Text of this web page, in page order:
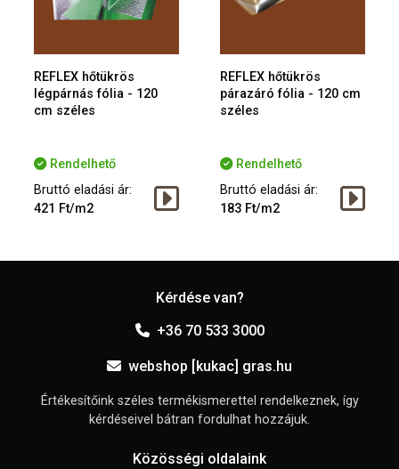
REFLEX hőtükrös
légpárnás fólia - 120
cm széles
Rendelhető
Bruttó eladási ár:
421 Ft/m2
REFLEX hőtükrös
párazáró fólia - 120 cm
széles
Rendelhető
Bruttó eladási ár:
183 Ft/m2
Kérdése van?
+36 70 533 3000
webshop [kukac] gras.hu
Értékesítőink széles termékismerettel rendelkeznek, így
kérdéseivel bátran fordulhat hozzájuk.
Közösségi oldalaink